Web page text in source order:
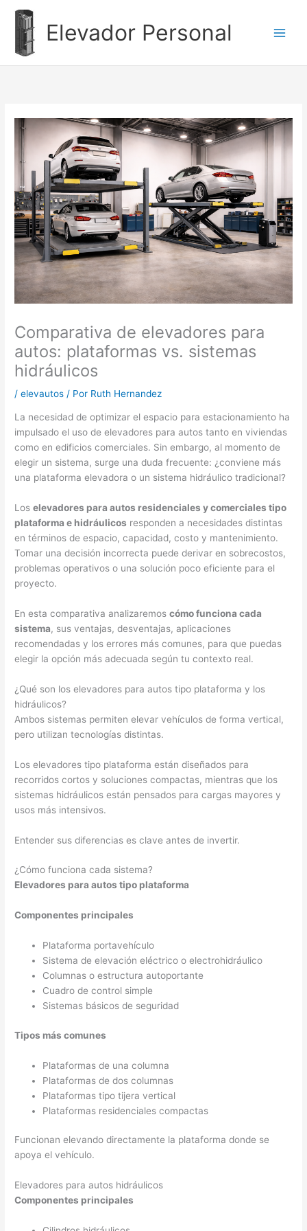
contenido
Elevador Personal
Comparativa de elevadores para
autos: plataformas vs. sistemas
hidráulicos
/elevautos / Por Ruth Hernandez
La necesidad de optimizar el espacio para estacionamiento ha
impulsado el uso de elevadores para autos tanto en viviendas
como en edificios comerciales. Sin embargo, al momento de
elegir un sistema, surge una duda frecuente: ¿conviene más
una plataforma elevadora o un sistema hidráulico tradicional?
Loselevadores para autos residenciales y comerciales tipo
plataforma e hidráulicos responden a necesidades distintas
en términos de espacio, capacidad, costo y mantenimiento.
Tomar una decisión incorrecta puede derivar en sobrecostos,
problemas operativos o una solución poco eficiente para el
proyecto.
En esta comparativa analizaremoscómo funciona cada
sistema, sus ventajas, desventajas, aplicaciones
recomendadas y los errores más comunes, para que puedas
elegir la opción más adecuada según tu contexto real.
¿Qué son los elevadores para autos tipo plataforma y los
hidráulicos?
Ambos sistemas permiten elevar vehículos de forma vertical,
pero utilizan tecnologías distintas.
Los elevadores tipo plataforma están diseñados para
recorridos cortos y soluciones compactas, mientras que los
sistemas hidráulicos están pensados para cargas mayores y
usos más intensivos.
Entender sus diferencias es clave antes de invertir.
¿Cómo funciona cada sistema?
Elevadores para autos tipo plataforma
Componentes principales
Plataforma portavehículo
Sistema de elevación eléctrico o electrohidráulico
Columnas o estructura autoportante
Cuadro de control simple
Sistemas básicos de seguridad
Tipos más comunes
Plataformas de una columna
Plataformas de dos columnas
Plataformas tipo tijera vertical
Plataformas residenciales compactas
Funcionan elevando directamente la plataforma donde se
apoya el vehículo.
Elevadores para autos hidráulicos
Componentes principales